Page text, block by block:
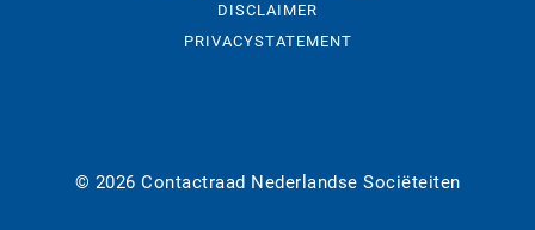
DISCLAIMER
PRIVACYSTATEMENT
© 2026 Contactraad Nederlandse Sociëteiten